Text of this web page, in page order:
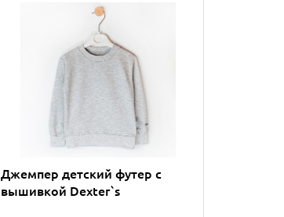
Джемпер детский футер с
вышивкой Dexter`s